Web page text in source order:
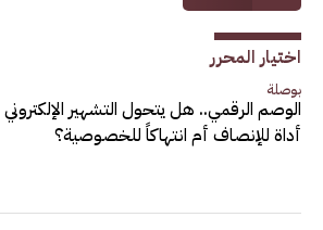
اختيار المحرر
بوصلة
الوصم الرقمي.. هل يتحول التشهير الإلكتروني
أداة للإنصاف أم انتهاكاً للخصوصية؟